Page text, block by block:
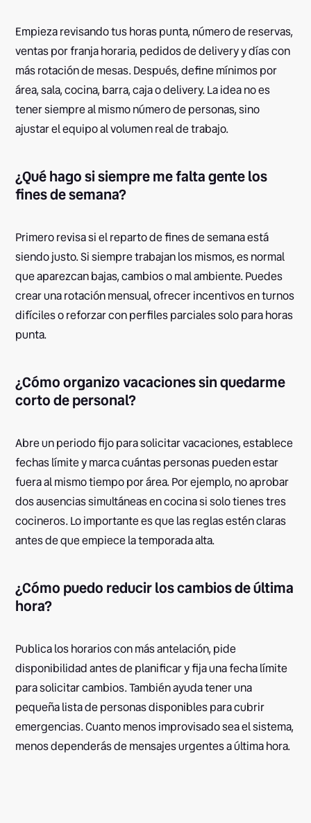
Empieza revisando tus horas punta, número de reservas,
ventas por franja horaria, pedidos de delivery y días con
más rotación de mesas. Después, define mínimos por
área, sala, cocina, barra, caja o delivery. La idea no es
tener siempre al mismo número de personas, sino
ajustar el equipo al volumen real de trabajo.
¿Qué hago si siempre me falta gente los
fines de semana?
Primero revisa si el reparto de fines de semana está
siendo justo. Si siempre trabajan los mismos, es normal
que aparezcan bajas, cambios o mal ambiente. Puedes
crear una rotación mensual, ofrecer incentivos en turnos
difíciles o reforzar con perfiles parciales solo para horas
punta.
¿Cómo organizo vacaciones sin quedarme
corto de personal?
Abre un periodo fijo para solicitar vacaciones, establece
fechas límite y marca cuántas personas pueden estar
fuera al mismo tiempo por área. Por ejemplo, no aprobar
dos ausencias simultáneas en cocina si solo tienes tres
cocineros. Lo importante es que las reglas estén claras
antes de que empiece la temporada alta.
¿Cómo puedo reducir los cambios de última
hora?
Publica los horarios con más antelación, pide
disponibilidad antes de planificar y fija una fecha límite
para solicitar cambios. También ayuda tener una
pequeña lista de personas disponibles para cubrir
emergencias. Cuanto menos improvisado sea el sistema,
menos dependerás de mensajes urgentes a última hora.